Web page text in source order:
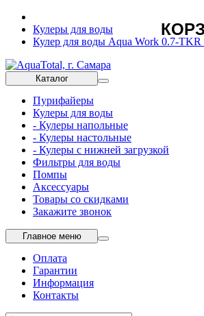
Кулеры для воды
Кулер для воды Aqua Work 0.7-TKR
Каталог
Пурифайеры
Кулеры для воды
- Кулеры напольные
- Кулеры настольные
- Кулеры с нижней загрузкой
Фильтры для воды
Помпы
Аксессуары
Товары со скидками
Закажите звонок
Главное меню
Оплата
Гарантии
Информация
Контакты